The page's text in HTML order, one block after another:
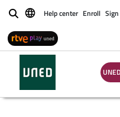
BuscarHelp center Enroll